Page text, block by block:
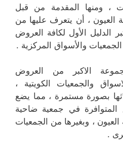
، ومنها المقدمة من قبل
العيون ، أن يتعرف عليها من
الدليل الأول لكافة العروض
والأسواق المركزية .
الاكبر من العروض
والجمعيات الكويتية ،
بصورة مستمرة ، مما يضع
المتوافرة في جمعية ضاحية
، وبغيرها من الجمعيات
.